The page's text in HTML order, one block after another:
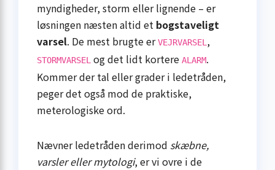
myndigheder, storm eller lignende – er
løsningen næsten altid et bogstaveligt
varsel. De mest brugte erVEJRVARSEL,
STORMVARSEL og det lidt kortere ALARM.
Kommer der tal eller grader i ledetråden,
peger det også mod de praktiske,
meterologiske ord.
Nævner ledetråden derimod skæbne,
varsler eller mytologi, er vi ovre i de